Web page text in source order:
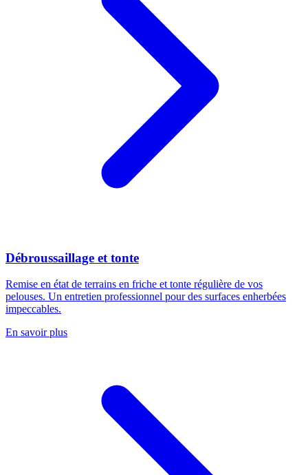
Débroussaillage et tonte
Remise en état de terrains en friche et tonte régulière de vos
pelouses. Un entretien professionnel pour des surfaces enherbées
impeccables.
En savoir plus